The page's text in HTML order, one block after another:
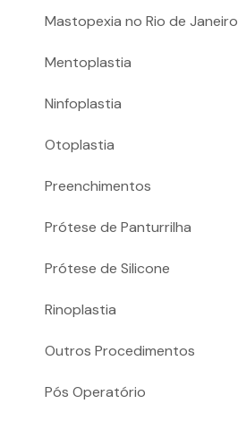
Mastopexia no Rio de Janeiro
Mentoplastia
Ninfoplastia
Otoplastia
Preenchimentos
Prótese de Panturrilha
Prótese de Silicone
Rinoplastia
Outros Procedimentos
Pós Operatório